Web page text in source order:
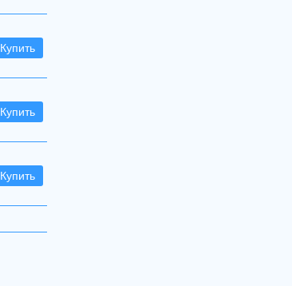
Купить
Купить
Купить